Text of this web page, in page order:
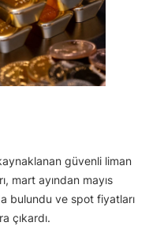
güvenli liman
mart ayından mayıs
bulundu ve spot fiyatları
çıkardı.